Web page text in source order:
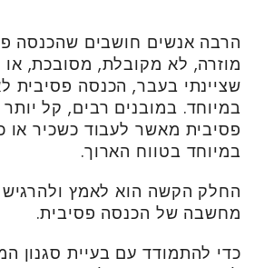
הרבה אנשים חושבים שהכנסה
מוזרה, לא מקובלת, מסובכת,
שציינתי בעבר, הכנסה פסיבית
במיוחד. במובנים רבים, קל
פסיבית מאשר לעבוד כשכיר או
במיוחד בטווח הארוך.
החלק הקשה הוא לאמץ ולהרגיש
מחשבה של הכנסה פסיבית.
כדי להתמודד עם בעיית סגנון